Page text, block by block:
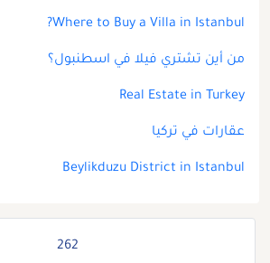
Where to Buy a Villa in Istanbul?
من أين تشتري فيلا في اسطنبول؟
Real Estate in Turkey
عقارات في تركيا
Beylikduzu District in Istanbul
262